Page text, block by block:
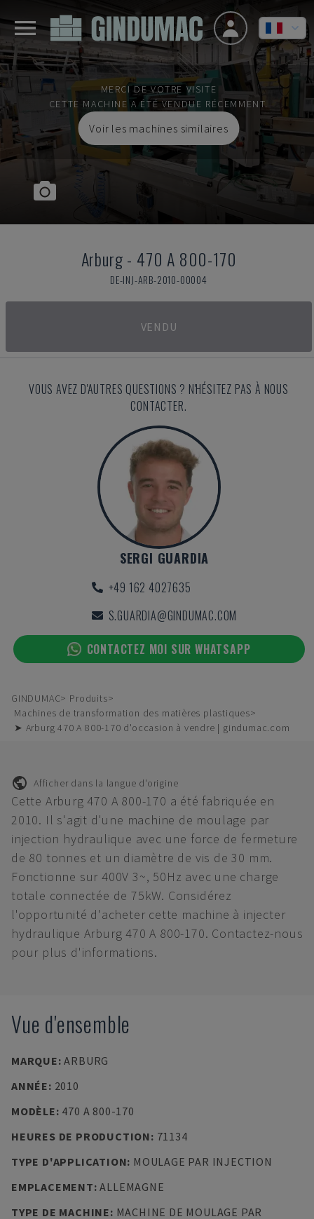
MERCI DE VOTRE VISITE
CETTE MACHINE A ÉTÉ VENDUE RÉCEMMENT.
Voir les machines similaires
Arburg- 470 A 800-170
DE-INJ-ARB-2010-00004
VENDU
VOUS AVEZ D'AUTRES QUESTIONS ? N'HÉSITEZ PAS À NOUS
CONTACTER.
SERGI GUARDIA
+49 162 4027635
S.GUARDIA@GINDUMAC.COM
CONTACTEZ MOI SUR WHATSAPP
GINDUMAC
Produits
Machines de transformation des matières plastiques
➤ Arburg 470 A 800-170 d'occasion à vendre | gindumac.com
Afficher dans la langue d'origine
Cette Arburg 470 A 800-170 a été fabriquée en
2010. Il s'agit d'une machine de moulage par
injection hydraulique avec une force de fermeture
de 80 tonnes et un diamètre de vis de 30 mm.
Fonctionne sur 400V 3~, 50Hz avec une charge
totale connectée de 75kW. Considérez
l'opportunité d'acheter cette machine à injecter
hydraulique Arburg 470 A 800-170. Contactez-nous
pour plus d'informations.
Vue d'ensemble
MARQUE:ARBURG
ANNÉE: 2010
MODÈLE: 470 A 800-170
HEURES DE PRODUCTION: 71134
TYPE D'APPLICATION: MOULAGE PAR INJECTION
EMPLACEMENT:ALLEMAGNE
TYPE DE MACHINE: MACHINE DE MOULAGE PAR